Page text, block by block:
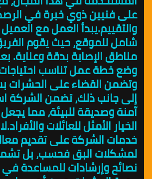
على فنيين ذوي خبرة في
والتقييم.يبدأ العمل مع
شامل للموقع، حيث يقوم
مناطق الإصابة بدقة وعناية.
وضع خطة عمل تناسب
وتضمن القضاء على الحشرات
إلى جانب ذلك، تضمن الشركة
آمنة وصديقة للبيئة، مما
الخيار الأمثل للعائلات
خدمات الشركة على تقديم
لمشكلات البق فحسب، بل
نصائح وإرشادات للمساعدة في